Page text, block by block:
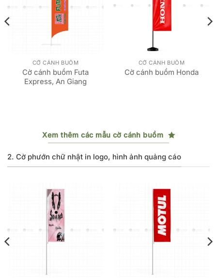
CỜ CÁNH BUỒM
Cờ cánh buồm Futa
Express, An Giang
CỜ CÁNH BUỒM
Cờ cánh buồm Honda
Xem thêm các mẫu cờ cánh buồm
2. Cờ phướn chữ nhật in logo, hình ảnh quảng cáo